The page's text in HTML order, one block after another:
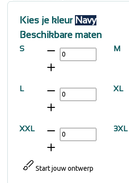
Kies je kleur Navy
Beschikbare maten
S M
L XL
XXL 3XL
Start jouw ontwerp